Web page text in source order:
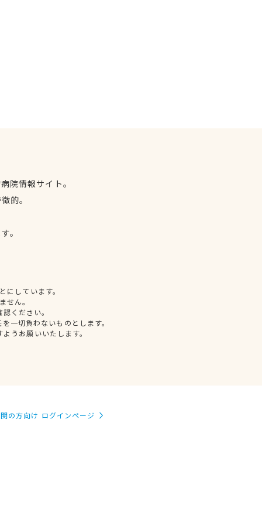
院情報サイト。
的。
。
しています。
せん。
ください。
一切負わないものとします。
うお願いいたします。
の方向け ログインページ